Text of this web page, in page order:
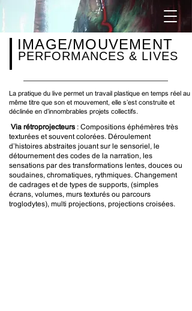
La pratique du live permet un travail plastique en temps réel au
même titre que son et mouvement, elle s’est construite et
déclinée en d’innombrables projets collectifs.
Via rétroprojecteurs : Compositions éphémères très
texturées et souvent colorées. Déroulement
d’histoires abstraites jouant sur le sensoriel, le
détournement des codes de la narration, les
sensations par des transformations lentes, douces ou
soudaines, chromatiques, rythmiques. Changement
de cadrages et de types de supports, (simples
écrans, volumes, murs texturés ou parcours
troglodytes), multi projections, projections croisées.
IMAGE/MOUVEMENT
PERFORMANCES & LIVES